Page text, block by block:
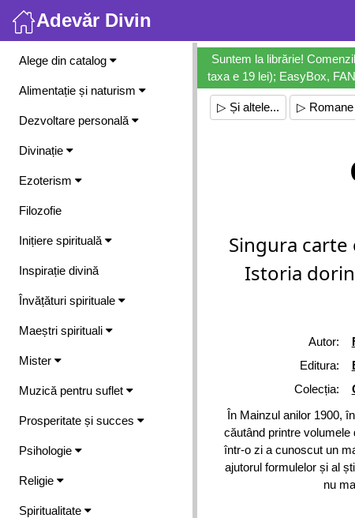
Adevăr Divin
Meniu
Alege din catalog
Alimentație și naturism
Dezvoltare personală
Divinație
Ezoterism
Filozofie
Inițiere spirituală
Inspirație divină
Învățături spirituale
Maeștri spirituali
Mister
Muzică pentru suflet
Prosperitate și succes
Psihologie
Religie
Spiritualitate
Suntem la librărie!
taxa e 19 lei); EasyBox,
▷ Și altele... ▷ Romane
Singura carte
Istoria
Autor:
Editura:
Colecția:
În Mainzul anilor 1900,
căutând printre volumele
într-o zi a cunoscut un
ajutorul formulelor și al
nu